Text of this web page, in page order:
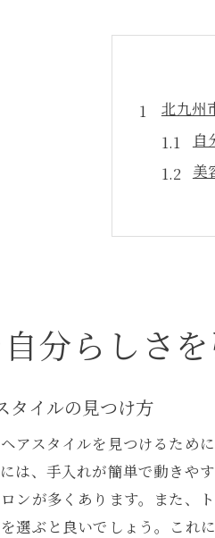
北九州
自
美
美
トレ
最
人
流
分らしさ
タイルの見つけ方
アスタイルを見つけるため
は、手入れが簡単で動きや
ンが多くあります。また、
選ぶと良いでしょう。これ